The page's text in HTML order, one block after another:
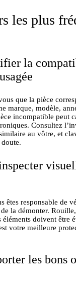
les plus
la
que la pièce
marque, modèle,
incompatible peut
Consultez
au vôtre, et
doute.
êtes responsable de
la démonter.
doivent être
votre meilleure
les bons